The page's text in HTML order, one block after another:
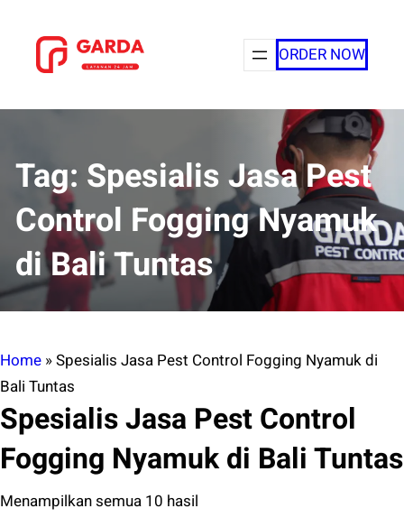
konten
ORDER NOW
Tag: Spesialis Jasa Pest
Control Fogging Nyamuk
di Bali Tuntas
Home »Spesialis Jasa Pest Control Fogging Nyamuk di
Bali Tuntas
Spesialis Jasa Pest Control
Fogging Nyamuk di Bali Tuntas
Menampilkan semua 10 hasil